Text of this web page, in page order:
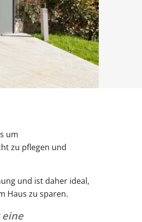
Fenster nach Maß
aus
um
zu pflegen und
und ist daher ideal,
Haus zu sparen.
eine